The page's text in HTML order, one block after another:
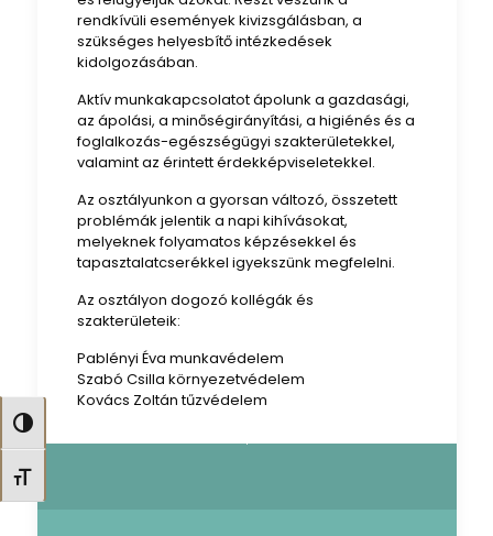
Nagy kontraszt váltása
Betűméret váltása
rendkívüli események kivizsgálásban, a
szükséges helyesbítő intézkedések
kidolgozásában.
Aktív munkakapcsolatot ápolunk a gazdasági,
az ápolási, a minőségirányítási, a higiénés és a
foglalkozás-egészségügyi szakterületekkel,
valamint az érintett érdekképviseletekkel.
Az osztályunkon a gyorsan változó, összetett
problémák jelentik a napi kihívásokat,
melyeknek folyamatos képzésekkel és
tapasztalatcserékkel igyekszünk megfelelni.
Az osztályon dogozó kollégák és
szakterületeik:
Pablényi Éva munkavédelem
Szabó Csilla környezetvédelem
Kovács Zoltán tűzvédelem